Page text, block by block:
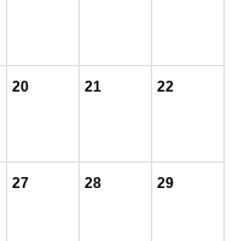
20 21 22
27 28 29